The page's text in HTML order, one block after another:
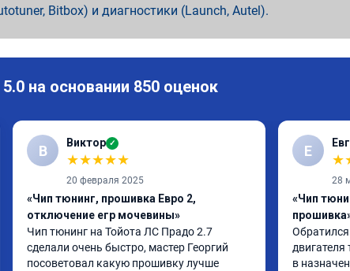
Bitbox) и диагностики (Launch, Autel).
на основании 850 оценок
В Виктор ✓
★★★★★
20 февраля 2025
«Чип тюнинг, прошивка Евро 2,
отключение егр мочевины»
Чип тюнинг на Тойота ЛС Прадо 2.7
сделали очень быстро, мастер Георгий
посоветовал какую прошивку лучше
Е
★
28
«Чип
двигателя
в